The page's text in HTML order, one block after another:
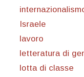
Israele
lavoro
letteratura di
lotta di classe